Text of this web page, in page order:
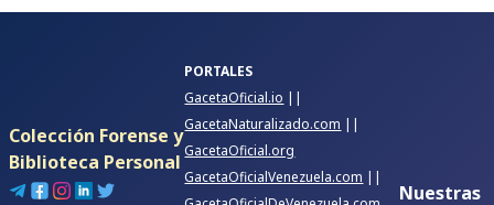
Colección Forense y
Biblioteca Personal
PORTALES
GacetaOficial.io ||
GacetaNaturalizado.com ||
GacetaOficial.org
GacetaOficialVenezuela.com ||
Nuestras